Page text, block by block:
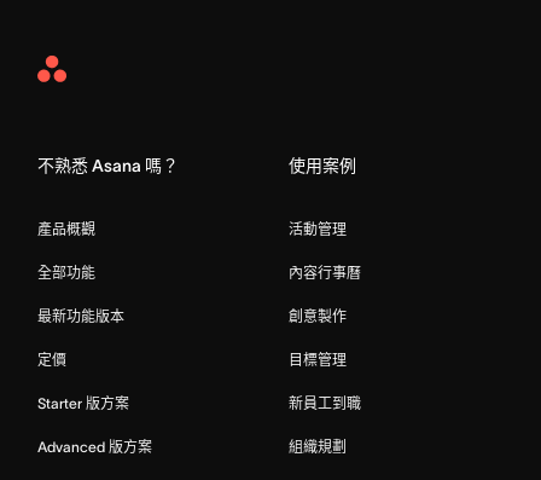
Asana
不熟悉 Asana 嗎？
產品概觀
全部功能
最新功能版本
定價
Starter 版方案
Advanced 版方案
使用案例
活動管理
內容行事曆
創意製作
目標管理
新員工到職
組織規劃